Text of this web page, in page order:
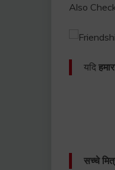
Also
यदि
सच्चे